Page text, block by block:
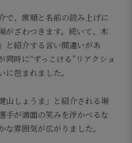
で、席順と名前の読み上げに
がざわつきます。続いて、木
と紹介する言い間違いがあ
同時に“ずっこける”リアクショ
に包まれました。
山しょうま」と紹介される場
手が満面の笑みを浮かべるな
な雰囲気が広がりました。